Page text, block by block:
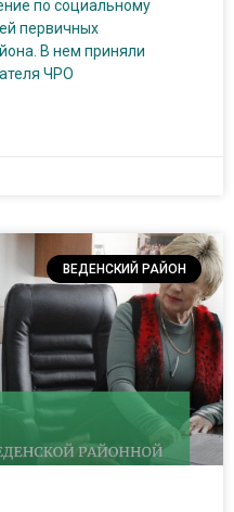
по социальному
первичных
В нем приняли
ЧРО
ВЕДЕНСКИЙ РАЙОН